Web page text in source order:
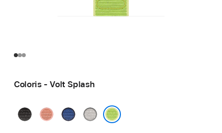
Coloris - Volt Splash
Noir
Rose
Blue
Gris